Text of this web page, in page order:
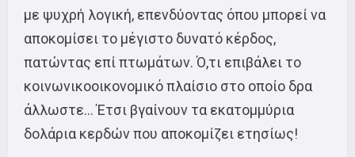
με ψυχρή λογική, επενδύοντας όπου μπορεί να
αποκομίσει το μέγιστο δυνατό κέρδος,
πατώντας επί πτωμάτων. Ό,τι επιβάλει το
κοινωνικοοικονομικό πλαίσιο στο οποίο δρα
άλλωστε… Έτσι βγαίνουν τα εκατομμύρια
δολάρια κερδών που αποκομίζει ετησίως!